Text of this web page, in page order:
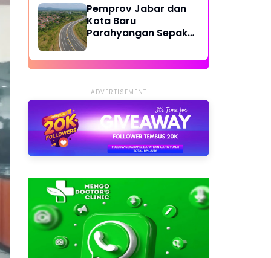
Pemprov Jabar dan
Kota Baru
Parahyangan Sepakat
Cipatat-Access KCJB
Padalarang
ADVERTISEMENT